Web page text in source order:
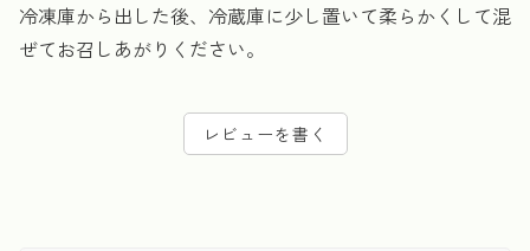
冷凍庫から出した後、冷蔵庫に少し置いて柔らかくして混
ぜてお召しあがりください。
レビューを書く